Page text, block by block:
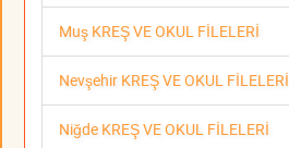
Muş KREŞ VE OKUL FİLELERİ
Nevşehir KREŞ VE OKUL FİLELERİ
Niğde KREŞ VE OKUL FİLELERİ